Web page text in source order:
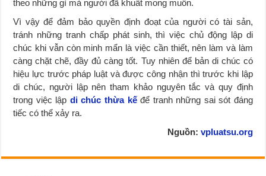
theo những gì mà người đã khuất mong muốn.
Vì vậy để đảm bảo quyền định đoạt của người có tài sản,
tránh những tranh chấp phát sinh, thì việc chủ động lập di
chúc khi vẫn còn minh mẩn là việc cần thiết, nên làm và làm
càng chặt chẽ, đầy đủ càng tốt. Tuy nhiên để bản di chúc có
hiệu lực trước pháp luật và được công nhận thì trước khi lập
di chúc, người lập nên tham khảo nguyên tắc và quy định
trong việc lập di chúc thừa kếđể tranh những sai sót đáng
tiếc có thể xảy ra.
Nguồn: vpluatsu.org